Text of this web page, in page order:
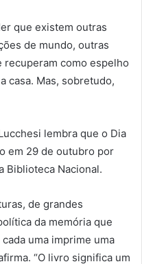
que existem outras
de mundo, outras
como espelho
casa. Mas, sobretudo,
lembra que o Dia
em 29 de outubro por
Biblioteca Nacional.
de grandes
da memória que
uma imprime uma
“O livro significa um